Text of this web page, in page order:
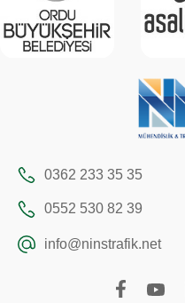
0362 233 35 35
0552 530 82 39
info@ninstrafik.net